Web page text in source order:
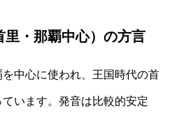
里・那覇中心）の方言
中心に使われ、王国時代の首
います。発音は比較的安定